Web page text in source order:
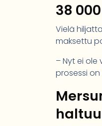
38
Vielä
maksettu
– Nyt ei ole
prosessi on